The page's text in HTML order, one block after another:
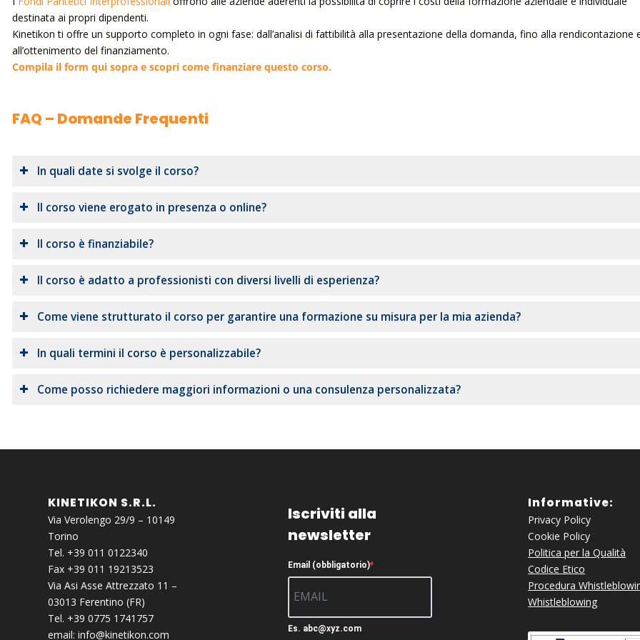
destinata ai propri dipendenti.
Kinetikon ti offre un supporto completo in ogni fase: dall’analisi di fattibilità alla presentazione della domanda, fino alla rendicontazione
all’ottenimento del finanziamento.
Compila il form qui sopra e scopri come finanziare questo corso.
FAQ – Domande Frequenti
In quali date si svolge il corso?
Il corso viene erogato in presenza o online?
Il corso è finanziabile?
Il corso è adatto a professionisti con diversi livelli di esperienza?
Come viene strutturato il corso per garantire una formazione su misura per la mia azienda?
In quali termini il corso è personalizzabile?
Come posso richiedere maggiori informazioni o una consulenza personalizzata?
KINETIKON S.R.L.
Via Verolengo 29/9 – 10149
Torino
Tel. +39 011 0122340
Fax +39 011 19213523
Via Asi Asse Attrezzato 11 –
03013 Ferentino (FR)
Tel. +39 0775 1741757
email:info@kinetikon.com
Iscriviti alla
newsletter
Email (obbligatorio)
Es. abc@xyz.com
Informative:
Privacy Policy
Cookie Policy
Politica per la Qualità
Codice Etico
Procedura
Whistleblowing